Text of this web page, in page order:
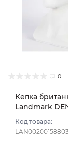
0
Кепка
Landmark
Код товара:
LAN00200158803